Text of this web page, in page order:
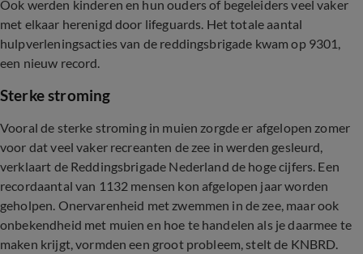
Ook werden kinderen en hun ouders of begeleiders veel vaker
met elkaar herenigd door lifeguards. Het totale aantal
hulpverleningsacties van de reddingsbrigade kwam op 9301,
een nieuw record.
Sterke stroming
Vooral de sterke stroming in muien zorgde er afgelopen zomer
voor dat veel vaker recreanten de zee in werden gesleurd,
verklaart de Reddingsbrigade Nederland de hoge cijfers. Een
recordaantal van 1132 mensen kon afgelopen jaar worden
geholpen. Onervarenheid met zwemmen in de zee, maar ook
onbekendheid met muien en hoe te handelen als je daarmee te
maken krijgt, vormden een groot probleem, stelt de KNBRD.